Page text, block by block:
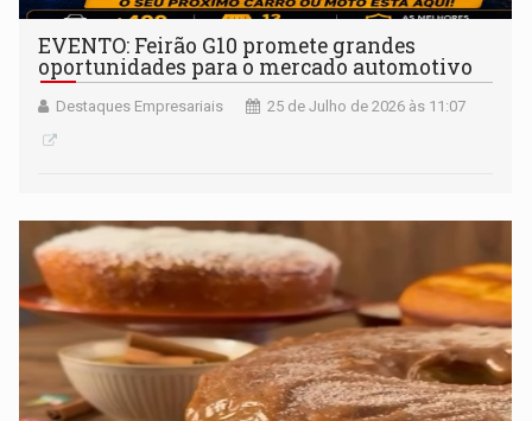
EVENTO: Feirão G10 promete grandes
oportunidades para o mercado automotivo
Destaques Empresariais 25 de Julho de 2026 às 11:07